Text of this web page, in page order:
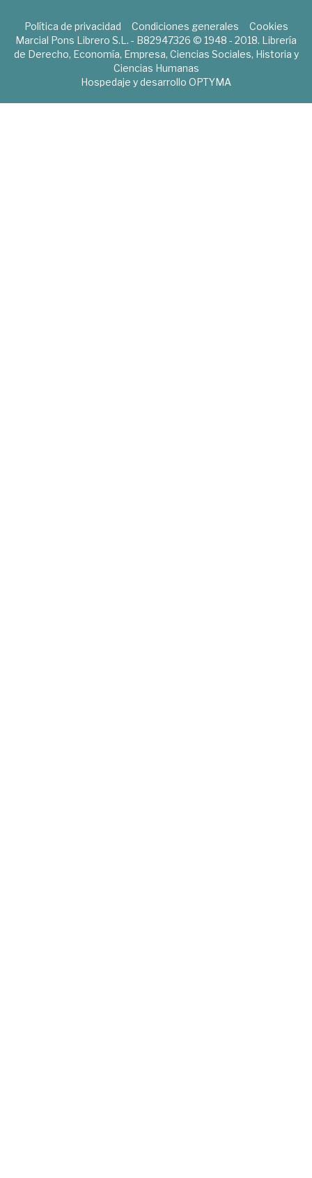
Política de privacidad Condiciones generales
Cookies
Marcial Pons Librero S.L. - B82947326 © 1948 - 2018. Librería
de Derecho, Economía, Empresa, Ciencias Sociales, Historia y
Ciencias Humanas
Hospedaje y desarrollo OPTYMA